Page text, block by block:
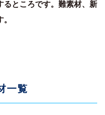
るところです。難素材、新
一覧